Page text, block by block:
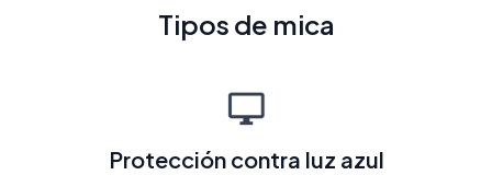
Tipos de mica
Protección contra luz azul